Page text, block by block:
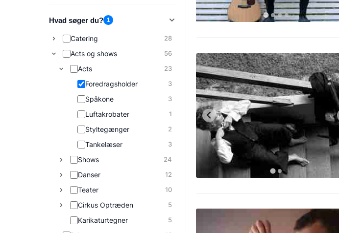
Hvad søger du? 1
Catering 28
Acts og shows 56
Acts 23
Foredragsholder 3
Spåkone 3
Luftakrobater 1
Styltegænger 2
Tankelæser 3
Shows 24
Danser 12
Teater 10
Cirkus Optræden 5
Karikaturtegner 5